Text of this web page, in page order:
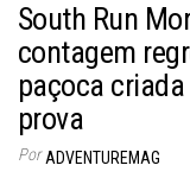
South Run
contagem
paçoca
prova
Por ADVENTUREMAG